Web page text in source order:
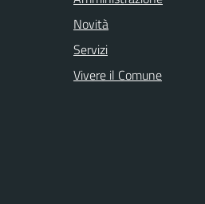
Novità
Servizi
Vivere il Comune